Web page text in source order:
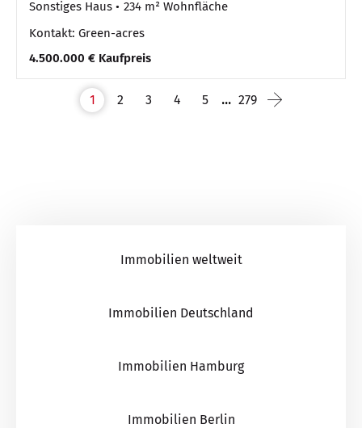
Sonstiges Haus
234 m² Wohnfläche
Kontakt: Green-acres
4.500.000 € Kaufpreis
1 2 3 4 5 ... 279
Immobilien weltweit
Immobilien Deutschland
Immobilien Hamburg
Immobilien Berlin